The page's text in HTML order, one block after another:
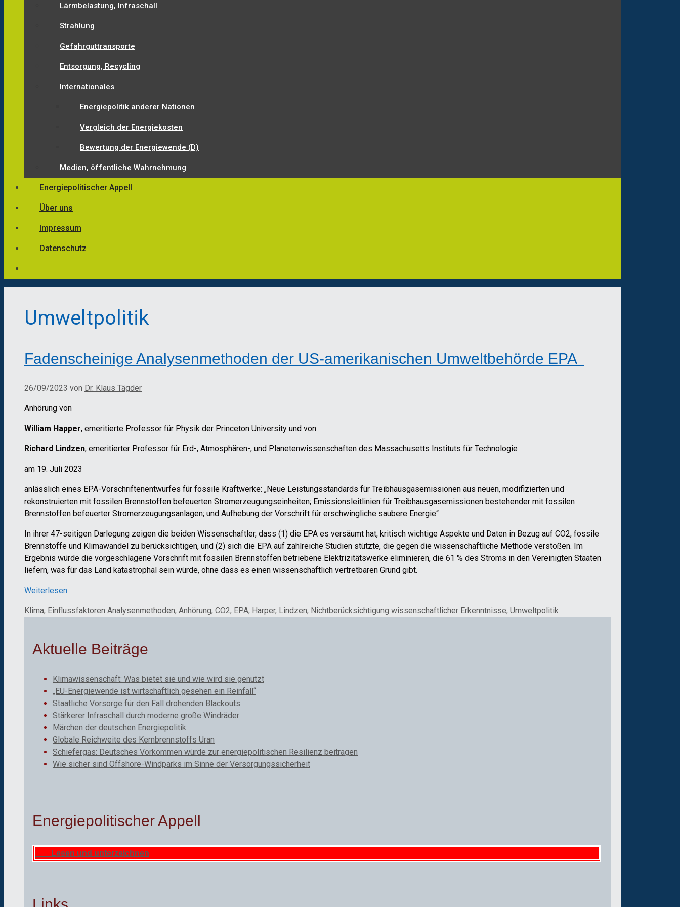
Lärmbelastung, Infraschall
Strahlung
Gefahrguttransporte
Entsorgung, Recycling
Internationales
Energiepolitik anderer Nationen
Vergleich der Energiekosten
Bewertung der Energiewende (D)
Medien, öffentliche Wahrnehmung
Energiepolitischer Appell
Über uns
Impressum
Datenschutz
Umweltpolitik
Fadenscheinige Analysenmethoden der US-amerikanischen Umweltbehörde EPA
26/09/2023 von Dr. Klaus Tägder
Anhörung von
William Happer, emeritierte Professor für Physik der Princeton University und von
Richard Lindzen, emeritierter Professor für Erd-, Atmosphären-, und Planetenwissenschaften des Massachusetts Instituts für Technologie
am 19. Juli 2023
anlässlich eines EPA-Vorschriftenentwurfes für fossile Kraftwerke: „Neue Leistungsstandards für Treibhausgasemissionen aus neuen, modifizierten und
rekonstruierten mit fossilen Brennstoffen befeuerten Stromerzeugungseinheiten; Emissionsleitlinien für Treibhausgasemissionen bestehender mit fossilen
Brennstoffen befeuerter Stromerzeugungsanlagen; und Aufhebung der Vorschrift für erschwingliche saubere Energie“
In ihrer 47-seitigen Darlegung zeigen die beiden Wissenschaftler, dass (1) die EPA es versäumt hat, kritisch wichtige Aspekte und Daten in Bezug auf CO2, fossile
Brennstoffe und Klimawandel zu berücksichtigen, und (2) sich die EPA auf zahlreiche Studien stützte, die gegen die wissenschaftliche Methode verstoßen. Im
Ergebnis würde die vorgeschlagene Vorschrift mit fossilen Brennstoffen betriebene Elektrizitätswerke eliminieren, die 61 % des Stroms in den Vereinigten Staaten
liefern, was für das Land katastrophal sein würde, ohne dass es einen wissenschaftlich vertretbaren Grund gibt.
Weiterlesen
Kategorien
Klima, Einflussfaktoren Schlagwörter
Analysenmethoden, Anhörung, CO2, EPA, Harper, Lindzen, Nichtberücksichtigung wissenschaftlicher Erkenntnisse, Umweltpolitik
Aktuelle Beiträge
Klimawissenschaft: Was bietet sie und wie wird sie genutzt
„EU-Energiewende ist wirtschaftlich gesehen ein Reinfall“
Staatliche Vorsorge für den Fall drohenden Blackouts
Stärkerer Infraschall durch moderne große Windräder
Märchen der deutschen Energiepolitik
Globale Reichweite des Kernbrennstoffs Uran
Schiefergas: Deutsches Vorkommen würde zur energiepolitischen Resilienz beitragen
Wie sicher sind Offshore-Windparks im Sinne der Versorgungssicherheit
Energiepolitischer Appell
Lesen und unterzeichnen